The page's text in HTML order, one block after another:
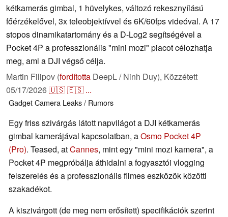
kétkamerás gimbal, 1 hüvelykes, változó rekesznyílású
főérzékelővel, 3x teleobjektívvel és 6K/60fps videóval. A 17
stopos dinamikatartomány és a D-Log2 segítségével a
Pocket 4P a professzionális "mini mozi" piacot célozhatja
meg, ami a DJI végső célja.
Martin Filipov (fordította DeepL / Ninh Duy), Közzétett
05/17/2026🇺🇸🇪🇸 ...
GadgetCamera Leaks / Rumors
Egy friss szivárgás látott napvilágot a DJI kétkamerás
gimbal kamerájával kapcsolatban, aOsmo Pocket 4P
(Pro). Teased, atCannes, mint egy "mini mozi kamera", a
Pocket 4P megpróbálja áthidalni a fogyasztói vlogging
felszerelés és a professzionális filmes eszközök közötti
szakadékot.
A kiszivárgott (de meg nem erősített) specifikációk szerint